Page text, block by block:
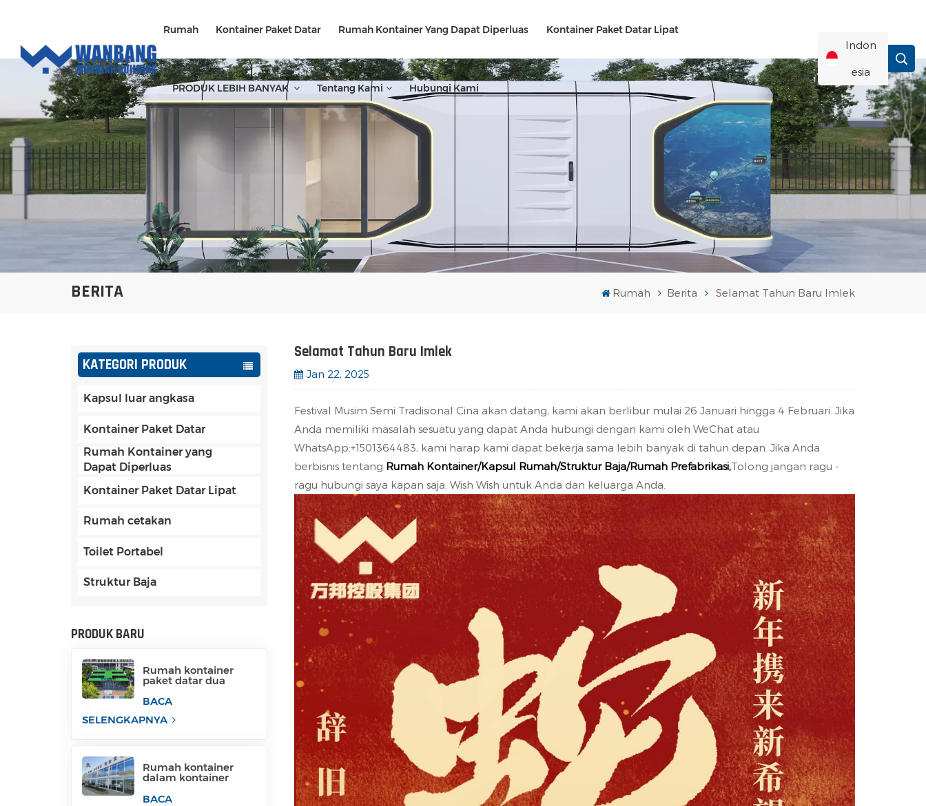
Rumah Kontainer Paket Datar Rumah Kontainer Yang Dapat Diperluas Kontainer Paket Datar Lipat
PRODUK LEBIH BANYAK Tentang Kami Hubungi Kami
Indon
Esia
English
Français
Русский
Ελληνικά
Indonesia
BERITA Rumah Berita Selamat Tahun Baru Imlek
KATEGORI PRODUK
Kapsul luar angkasa
Kontainer Paket Datar
Rumah Kontainer yang
Dapat Diperluas
Kontainer Paket Datar Lipat
Rumah cetakan
Toilet Portabel
Struktur Baja
PRODUK BARU
Rumah kontainer
paket datar dua
lantai dari Cina
BACA
SELENGKAPNYA
Rumah kontainer
dalam kontainer
perkantoran
BACA
Selamat Tahun Baru Imlek
Jan 22, 2025
Festival Musim Semi Tradisional Cina akan datang, kami akan berlibur mulai 26 Januari hingga 4 Februari. Jika
Anda memiliki masalah sesuatu yang dapat Anda hubungi dengan kami oleh WeChat atau
WhatsApp:+1501364483, kami harap kami dapat bekerja sama lebih banyak di tahun depan. Jika Anda
berbisnis tentang Rumah Kontainer/Kapsul Rumah/Struktur Baja/Rumah Prefabrikasi,Tolong jangan ragu -
ragu hubungi saya kapan saja. Wish Wish untuk Anda dan keluarga Anda.